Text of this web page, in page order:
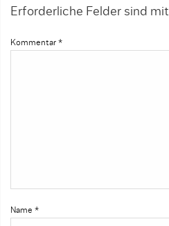
Erforderliche Felder sind mit
Kommentar *
Name *